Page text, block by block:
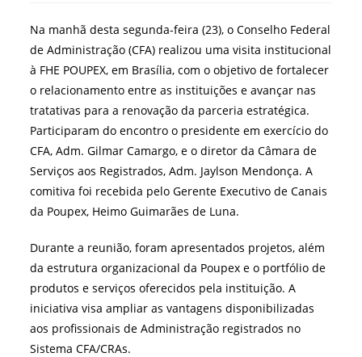
Na manhã desta segunda-feira (23), o Conselho Federal
de Administração (CFA) realizou uma visita institucional
à FHE POUPEX, em Brasília, com o objetivo de fortalecer
o relacionamento entre as instituições e avançar nas
tratativas para a renovação da parceria estratégica.
Participaram do encontro o presidente em exercício do
CFA, Adm. Gilmar Camargo, e o diretor da Câmara de
Serviços aos Registrados, Adm. Jaylson Mendonça. A
comitiva foi recebida pelo Gerente Executivo de Canais
da Poupex, Heimo Guimarães de Luna.
Durante a reunião, foram apresentados projetos, além
da estrutura organizacional da Poupex e o portfólio de
produtos e serviços oferecidos pela instituição. A
iniciativa visa ampliar as vantagens disponibilizadas
aos profissionais de Administração registrados no
Sistema CFA/CRAs.